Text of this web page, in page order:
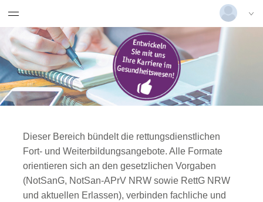
Deutsch
Englisch
Login
Versionsnummer: 2025.3.06.58852
Grundkurs Kinaesthetics für
pflegende Angehörige
Pflegekurse Angehörige
Menügruppe
Datenschutzerklärung
AGB
Dieser Bereich bündelt die rettungsdienstlichen
Fort- und Weiterbildungsangebote. Alle Formate
orientieren sich an den gesetzlichen Vorgaben
(NotSanG, NotSan-APrV NRW sowie RettG NRW
und aktuellen Erlassen), verbinden fachliche und